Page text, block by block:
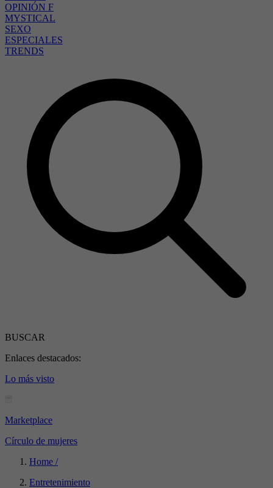
OPINIÓN F
MYSTICAL
SEXO
ESPECIALES
TRENDS
BUSCAR
Enlaces destacados:
Lo más visto
Marketplace
Círculo de mujeres
Home /
Entretenimiento